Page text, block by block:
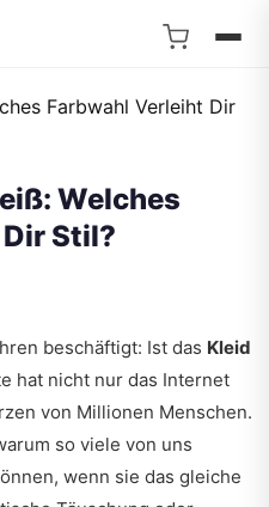
Welches
Stil?
beschäftigt: Ist das Kleid
hat nicht nur das Internet
von Millionen Menschen.
so viele von uns
wenn sie das gleiche